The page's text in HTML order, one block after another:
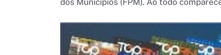
dos Municípios (FPM). Ao todo